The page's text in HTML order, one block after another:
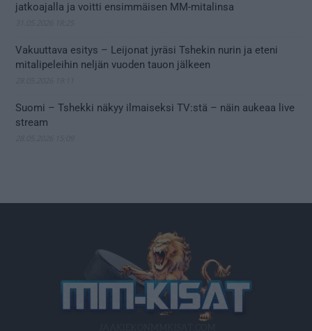
jatkoajalla ja voitti ensimmäisen MM-mitalinsa
Vakuuttava esitys – Leijonat jyräsi Tshekin nurin ja eteni
mitalipeleihin neljän vuoden tauon jälkeen
Suomi – Tshekki näkyy ilmaiseksi TV:stä – näin aukeaa live
stream